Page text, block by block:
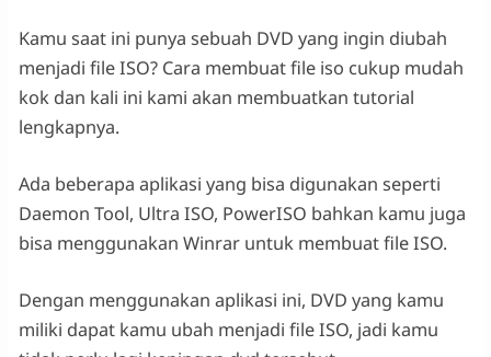
Kamu saat ini punya sebuah DVD yang ingin diubah
menjadi file ISO? Cara membuat file iso cukup mudah
kok dan kali ini kami akan membuatkan tutorial
lengkapnya.
Ada beberapa aplikasi yang bisa digunakan seperti
Daemon Tool, Ultra ISO, PowerISO bahkan kamu juga
bisa menggunakan Winrar untuk membuat file ISO.
Dengan menggunakan aplikasi ini, DVD yang kamu
miliki dapat kamu ubah menjadi file ISO, jadi kamu